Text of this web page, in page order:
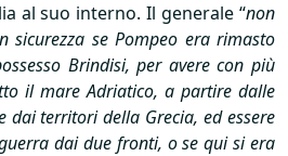
al suo interno. Il generale “non
sicurezza se Pompeo era rimasto
Brindisi, per avere con più
il mare Adriatico, a partire dalle
dai territori della Grecia, ed essere
dai due fronti, o se qui si era